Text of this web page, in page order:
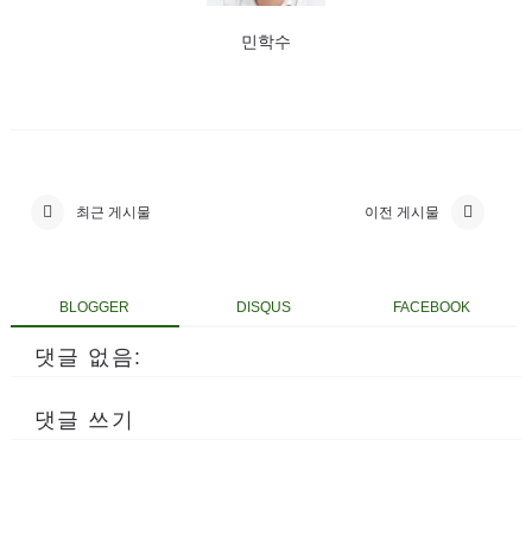
민학수
최근 게시물 이전 게시물
BLOGGER DISQUS FACEBOOK
댓글 없음:
댓글 쓰기